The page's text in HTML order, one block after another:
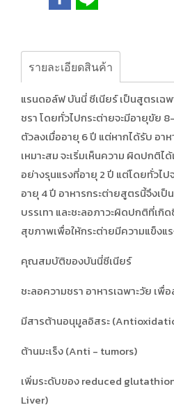
รายละเอียดสินค้า
แรนดอล์ฟ บันนี่ ซีเนียร์ เป็นสูตรเฉพ
ชรา โดยทั่วไปกระต่ายจะมีอายุขัย
ตัวลงเมื่ออายุ 6 ปี แต่หากได้รับ อา
เหมาะสม จะเริ่มเห็นความ ผิดปกติไ
อย่างรุนแรงที่อายุ 2 ปี แต่โดยทั่วไป
อายุ 4 ปี อาหารกระต่ายสูตรนี้จึงเป็
บรรเทา และชะลอภาวะผิดปกติที่เกิ
สุขภาพเพื่อให้กระต่ายมีความแข็งแ
คุณสมบัติของบันนี่ซีเนียร์
ชะลอความชรา อาหารเฉพาะวัย
มีสารต้านอนุมูลอิสระ
ต้านมะเร็ง (Anti - tumors)
เพิ่มระดับของ reduced
Liver)